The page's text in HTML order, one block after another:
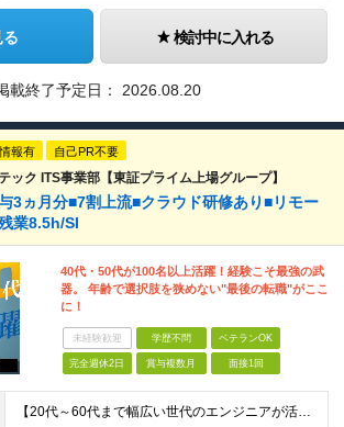
検討中に入れる
載終了予定日： 2026.08.20
報有 自己PR不要
ック ITS事業部【東証プライム上場グループ】
3ヵ月分■7割上流■クラウド研修あり■リモー
業8.5h/SI
40代・50代が100名以上活躍！経験こそ最強の武
器。 年齢で選択肢を狭めない"最後の転職"がここ
に！
未経験歓迎 学歴不問 ベテランOK
完全週休2日 賞与複数月 面接1回
【20代～60代まで幅広い世代のエンジニアが活躍してます】 ■学歴不問 ■転職回数不問 ■開発経験（年数不問）をお持ちの方